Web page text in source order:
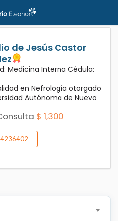
de Jesús Castor
Medicina Interna Cédula:
en Nefrología otorgado
Autónoma de Nuevo
$ 1,300